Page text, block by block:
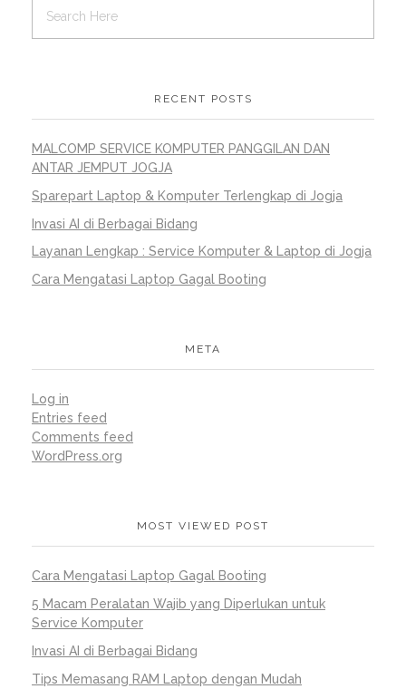
RECENT POSTS
MALCOMP SERVICE KOMPUTER PANGGILAN DAN
ANTAR JEMPUT JOGJA
Sparepart Laptop & Komputer Terlengkap di Jogja
Invasi AI di Berbagai Bidang
Layanan Lengkap : Service Komputer & Laptop di Jogja
Cara Mengatasi Laptop Gagal Booting
META
Log in
Entries feed
Comments feed
WordPress.org
MOST VIEWED POST
Cara Mengatasi Laptop Gagal Booting
5 Macam Peralatan Wajib yang Diperlukan untuk
Service Komputer
Invasi AI di Berbagai Bidang
Tips Memasang RAM Laptop dengan Mudah